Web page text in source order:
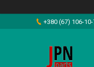
+380 (67) 106-